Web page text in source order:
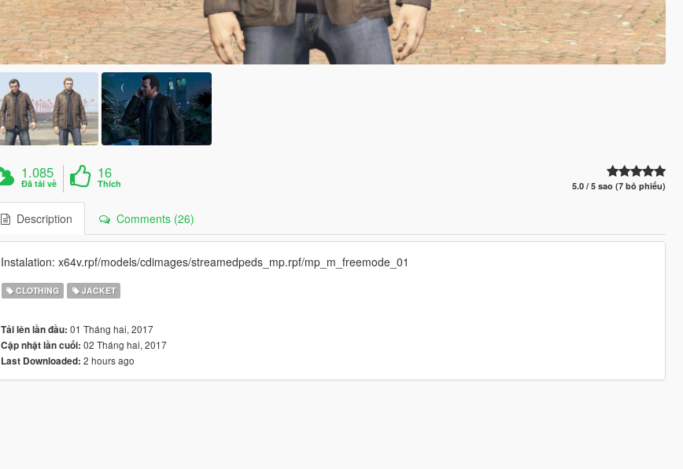
1.085
Đã tải về
16
Thích 5.0 / 5 sao (7 bỏ phiếu)
Description Comments (26)
Instalation: x64v.rpf/models/cdimages/streamedpeds_mp.rpf/mp_m_freemode_01
CLOTHING JACKET
Tải lên lần đầu: 01 Tháng hai, 2017
Cập nhật lần cuối: 02 Tháng hai, 2017
Last Downloaded: 2 hours ago